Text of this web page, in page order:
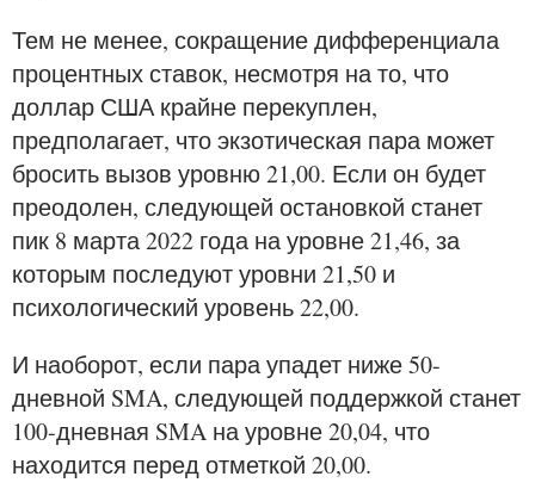
Тем не менее, сокращение дифференциала
процентных ставок, несмотря на то, что
доллар США крайне перекуплен,
предполагает, что экзотическая пара может
бросить вызов уровню 21,00. Если он будет
преодолен, следующей остановкой станет
пик 8 марта 2022 года на уровне 21,46, за
которым последуют уровни 21,50 и
психологический уровень 22,00.
И наоборот, если пара упадет ниже 50-
дневной SMA, следующей поддержкой станет
100-дневная SMA на уровне 20,04, что
находится перед отметкой 20,00.